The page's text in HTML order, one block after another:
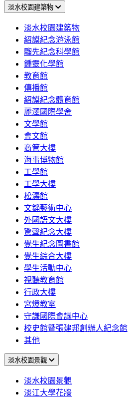
淡水校園建築物
淡水校園建築物
紹謨紀念游泳館
騮先紀念科學館
鍾靈化學館
教育館
傳播館
紹謨紀念體育館
麗澤國際學舍
文學館
會文館
商管大樓
海事博物館
工學館
工學大樓
松濤館
文錙藝術中心
外國語文大樓
驚聲紀念大樓
覺生紀念圖書館
覺生綜合大樓
學生活動中心
視聽教育館
行政大樓
宮燈教室
守謙國際會議中心
校史館暨張建邦創辦人紀念館
其他
淡水校園景觀
淡水校園景觀
淡江大學花牆